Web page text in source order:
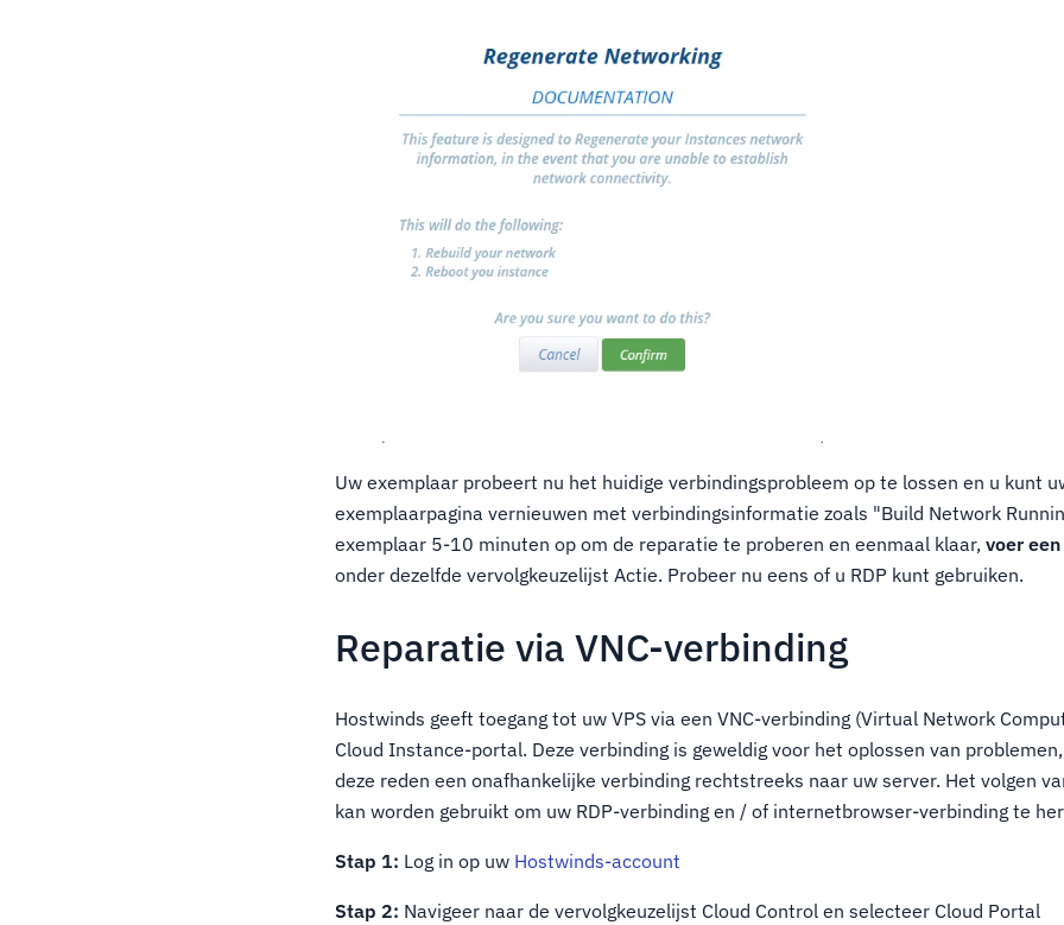
Uw exemplaar probeert nu het huidige verbindingsprobleem op te lossen en u kunt
exemplaarpagina vernieuwen met verbindingsinformatie zoals "Build Network
exemplaar 5-10 minuten op om de reparatie te proberen en eenmaal klaar,voer
onder dezelfde vervolgkeuzelijst Actie. Probeer nu eens of u RDP kunt gebruiken.
Reparatie via VNC-verbinding
Hostwinds geeft toegang tot uw VPS via een VNC-verbinding (Virtual Network
Cloud Instance-portal. Deze verbinding is geweldig voor het oplossen van
deze reden een onafhankelijke verbinding rechtstreeks naar uw server. Het volgen
kan worden gebruikt om uw RDP-verbinding en / of internetbrowser-verbinding te
Stap 1: Log in op uw Hostwinds-account
Stap 2: Navigeer naar de vervolgkeuzelijst Cloud Control en selecteer Cloud Portal